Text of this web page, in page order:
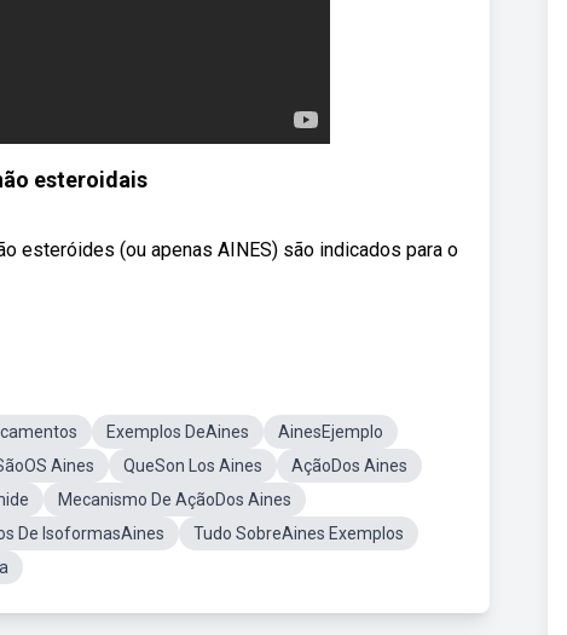
esteroidais
esteróides (ou apenas AINES) são indicados para o
Exemplos DeAines
AinesEjemplo
Aines QueSon Los Aines
AçãoDos Aines
Mecanismo De AçãoDos Aines
De IsoformasAines
Tudo SobreAines Exemplos